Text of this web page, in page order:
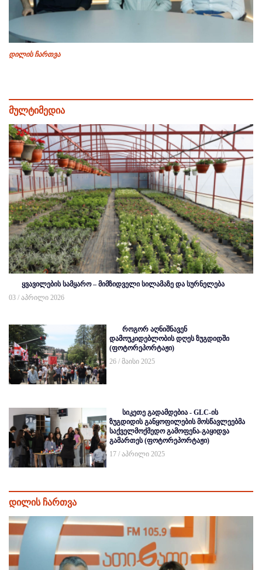
დილის ჩართვა
მულტიმედია
ყვავილების სამყარო – მიმზიდველი სილამაზე და სურნელება
03 / აპრილი 2026
როგორ აღნიშნავენ
დამოუკიდებლობის დღეს ზუგდიდში
(ფოტორეპორტაჟი)
26 / მაისი 2025
სიკეთე გადამდებია - GLC-ის
ზუგდიდის განყოფილების მოსწავლეებმა
საქველმოქმედო გამოფენა-გაყიდვა
გამართეს (ფოტორეპორტაჟი)
17 / აპრილი 2025
დილის ჩართვა